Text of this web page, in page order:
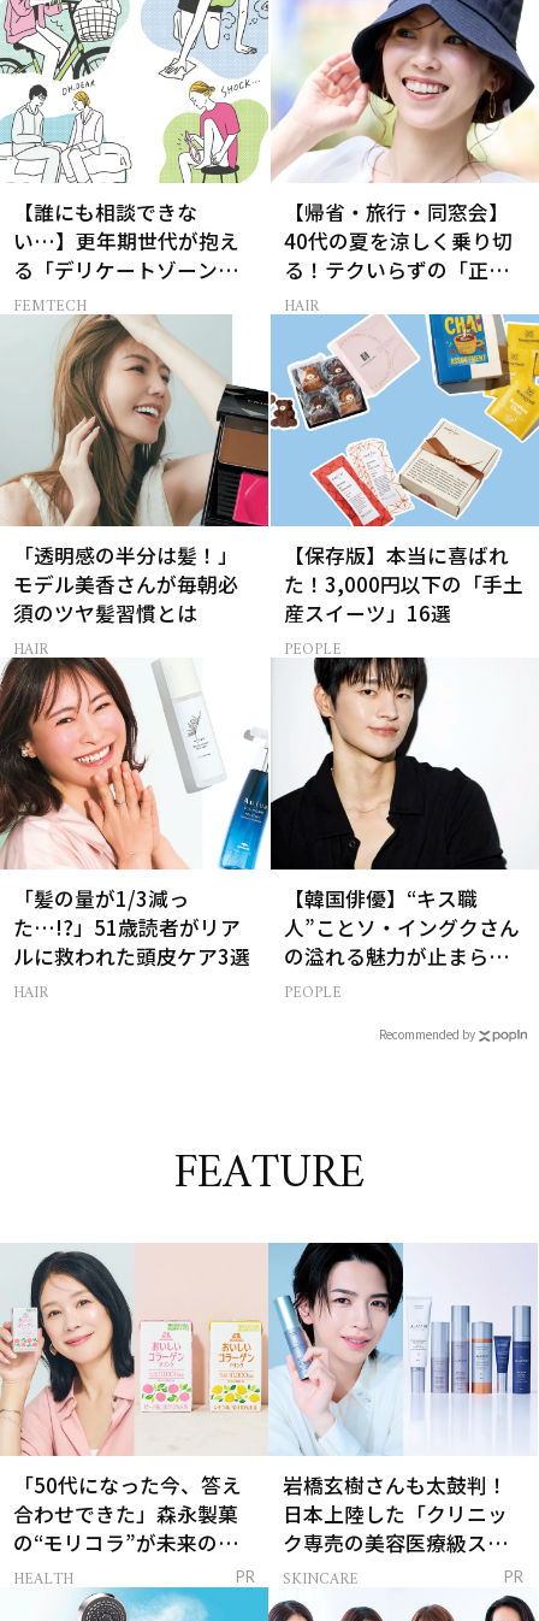
【誰にも相談できな
い…】更年期世代が抱え
る「デリケートゾーン」
のリアルなお悩み４選
FEMTECH
【帰省・旅行・同窓会】
40代の夏を涼しく乗り切
る！テクいらずの「正解
ヘアアレンジ」3選
HAIR
「透明感の半分は髪！」
モデル美香さんが毎朝必
須のツヤ髪習慣とは
HAIR
【保存版】本当に喜ばれ
た！3,000円以下の「手土
産スイーツ」16選
PEOPLE
「髪の量が1/3減っ
た…!?」51歳読者がリア
ルに救われた頭皮ケア3選
HAIR
【韓国俳優】“キス職
人”ことソ・イングクさん
の溢れる魅力が止まらな
い【特別画像集】
PEOPLE
Recommended by
FEATURE
「50代になった今、答え
合わせできた」森永製菓
の“モリコラ”が未来のキ
レイを連れてくる！
HEALTH PR
岩橋玄樹さんも太鼓判！
日本上陸した「クリニッ
ク専売の美容医療級スキ
ンケア」
SKINCARE PR